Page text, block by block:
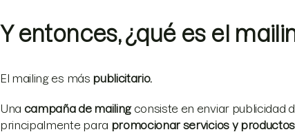
Y entonces, ¿qué es el
El mailing es más publicitario.
Una campaña de mailingconsiste en enviar publicidad
principalmente para promocionar servicios y productos